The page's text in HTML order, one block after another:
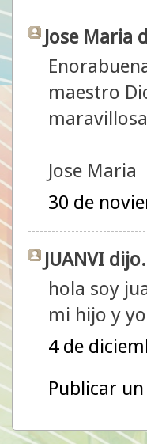
Jose Maria
maestro
Jose Maria
30 de
JUANVI
hola soy
mi hijo y
4 de
Publicar